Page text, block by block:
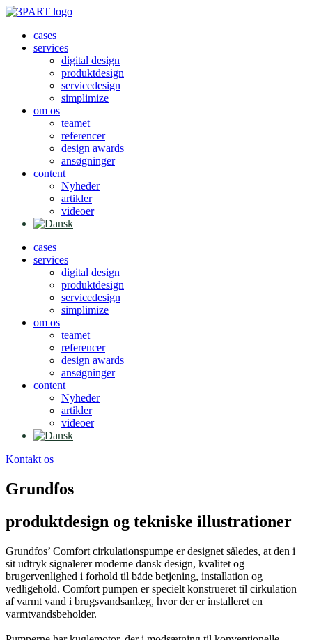
Videre
indholdcases
services
digital design
produktdesign
servicedesign
simplimize
om os
teamet
referencer
design awards
ansøgninger
content
Nyheder
artikler
videoer
cases
services
digital design
produktdesign
servicedesign
simplimize
om os
teamet
referencer
design awards
ansøgninger
content
Nyheder
artikler
videoer
Kontakt os
Grundfos
produktdesign og tekniske illustrationer
Grundfos’ Comfort cirkulationspumpe er designet således, at den i
sit udtryk signalerer moderne dansk design, kvalitet og
brugervenlighed i forhold til både betjening, installation og
vedligehold. Comfort pumpen er specielt konstrueret til cirkulation
af varmt vand i brugsvandsanlæg, hvor der er installeret en
varmtvandsbeholder.